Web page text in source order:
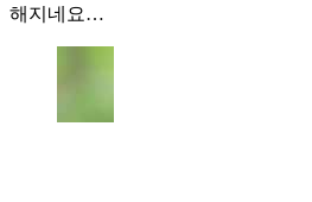
해지네요…